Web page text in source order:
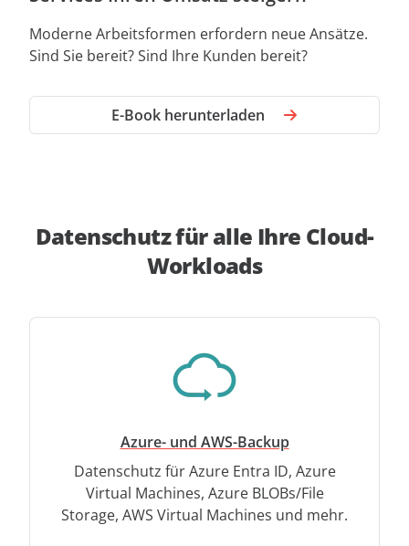
Moderne Arbeitsformen erfordern neue Ansätze.
Sind Sie bereit? Sind Ihre Kunden bereit?
E-Book herunterladen
Datenschutz für alle Ihre Cloud-
Workloads
Azure- und AWS-Backup
Datenschutz für Azure Entra ID, Azure
Virtual Machines, Azure BLOBs/File
Storage, AWS Virtual Machines und mehr.